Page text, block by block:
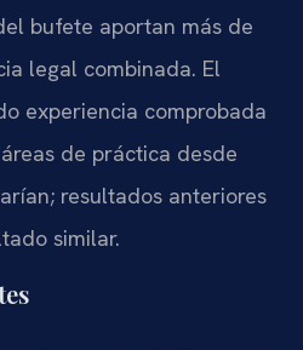
bufete aportan más de
legal combinada. El
experiencia comprobada
de práctica desde
resultados anteriores
similar.